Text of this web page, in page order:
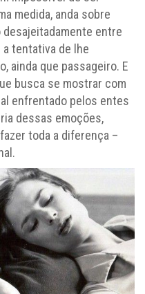
medida, anda sobre
entre
tentativa de lhe
ainda que passageiro. E
busca se mostrar com
enfrentado pelos entes
dessas emoções,
toda a diferença –